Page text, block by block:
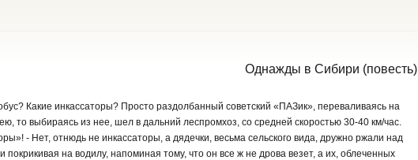
Однажды в Сибири (повесть)
Какие инкассаторы? Просто раздолбанный советский «ПАЗик», переваливаясь на
то выбираясь из нее, шел в дальний леспромхоз, со средней скоростью 30-40 км/час.
- Нет, отнюдь не инкассаторы, а дядечки, весьма сельского вида, дружно ржали над
на водилу, напоминая тому, что он все ж не дрова везет, а их, облеченных